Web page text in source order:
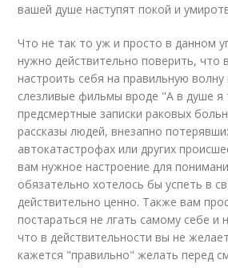
вашей душе наступят покой и
Что не так то уж и просто в данном
нужно действительно поверить, что
настроить себя на правильную
слезливые фильмы вроде "А в душе я
предсмертные записки раковых
рассказы людей, внезапно
автокатастрофах или других
вам нужное настроение для
обязательно хотелось бы успеть в
действительно ценно. Также вам
постараться не лгать самому себе и
что в действительности вы не
кажется "правильно" желать перед